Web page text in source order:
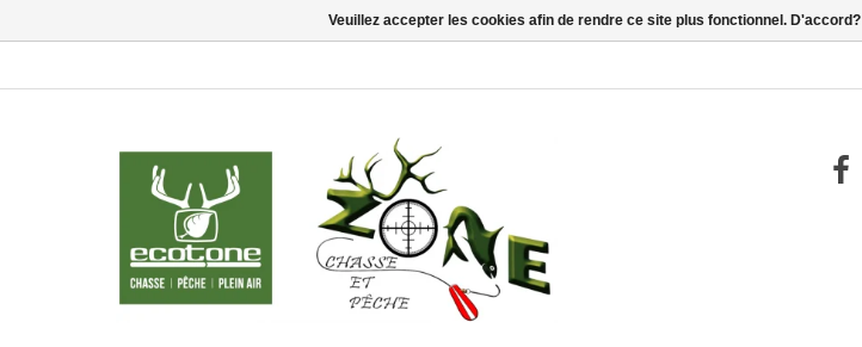
Veuillez accepter les cookies afin de rendre ce site plus fonctionnel. D'accord?